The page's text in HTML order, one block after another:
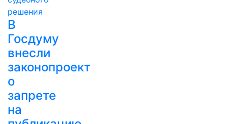
В
Госдуму
внесли
законопроект
о
запрете
на